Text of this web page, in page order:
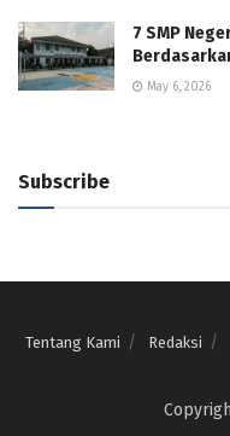
7 SMP
May 6, 2026
Subscribe
Tentang Kami Redaksi